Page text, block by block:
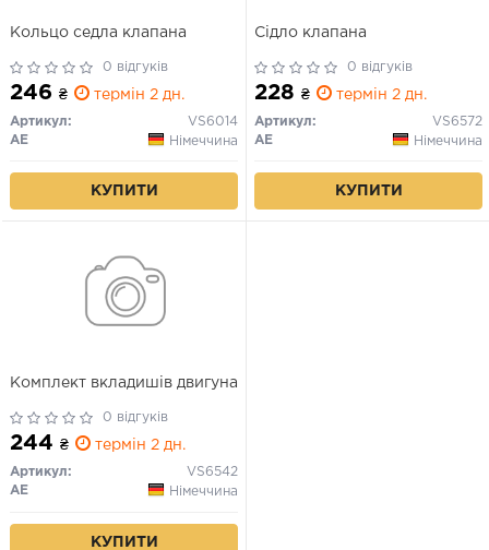
Кольцо седла клапана
0 відгуків
246 ₴ термін 2 дн.
Артикул:
VS6014
AE
Німеччина
КУПИТИ
Сідло клапана
0 відгуків
228 ₴ термін 2 дн.
Артикул:
VS6572
AE
Німеччина
КУПИТИ
Комплект вкладишів двигуна
0 відгуків
244 ₴ термін 2 дн.
Артикул:
VS6542
AE
Німеччина
КУПИТИ